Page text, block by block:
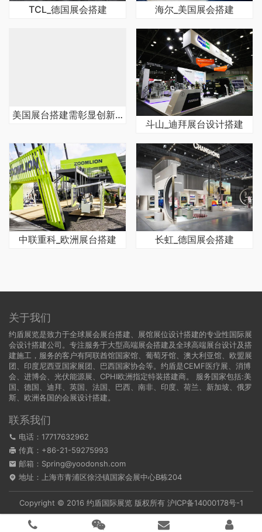
TCL_德国展会搭建 海尔_美国展会搭建
斗山_迪拜展台设计搭建
中联重科_欧洲展台搭建 长虹_德国展会搭建
关于我们
约盾展览是致力于全球展会展台搭建、展馆展位设计搭建的专业性国际展
会设计搭建公司。专注服务于大型高端展会搭建及全球高端展台设计及搭
建施工，服务的客户有阿联酋馆国家馆、葡萄牙馆、澳大利亚馆、欧盟展
团、印度尼西亚国家展团、巴西国家协会等。约盾是CEMF医疗展、消博
会、进博会、光伏能源展、CPHI欧洲指定特装搭建商。 服务国家包括:美
国
德国 、迪拜、英国、法国、巴西、南非、印度、荷兰、新加坡、俄罗
斯、欧洲各国的会展设计搭建。
联系我们
电话：17717632962
传真：+86-21-59275993
邮箱：Spring@yoodonsh.com
地址：上海市青浦区徐泾镇国家会展中心B栋204
Copyright © 2016 约盾国际展览 版权所有 沪ICP备14000178号-1